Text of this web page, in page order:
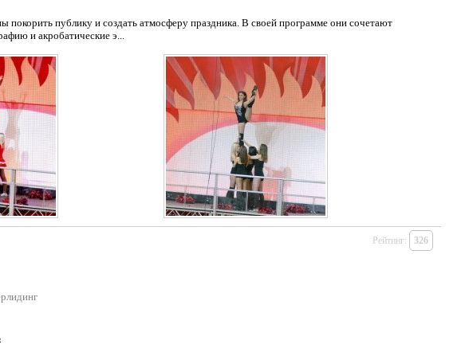
публику и создать атмосферу праздника. В своей программе они сочетают
и акробатические э...
Рейтинг: 326